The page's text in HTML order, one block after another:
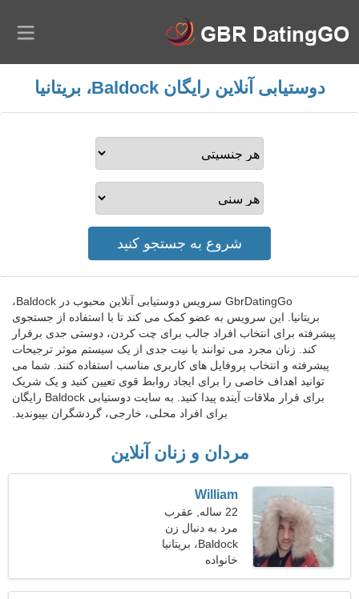
دوستیابی آنلاین رایگان Baldock، بریتانیا
GbrDatingGo سرویس دوستیابی آنلاین محبوب در Baldock،
بریتانیا. این سرویس به عضو کمک می کند تا با استفاده از جستجوی
پیشرفته برای انتخاب افراد جالب برای چت کردن، دوستی جدی برقرار
کند. زنان مجرد می توانند با نیت جدی از یک سیستم موثر ترجیحات
پیشرفته و انتخاب پروفایل های کاربری مناسب استفاده کنند. شما می
توانید اهداف خاصی را برای ایجاد روابط قوی تعیین کنید و یک شریک
برای قرار ملاقات آینده پیدا کنید. به سایت دوستیابی Baldock رایگان
برای افراد محلی، خارجی، گردشگران بپیوندید.
مردان و زنان آنلاین
William
22 ساله, عقرب
مرد به دنبال زن
Baldock، بریتانیا
خانواده